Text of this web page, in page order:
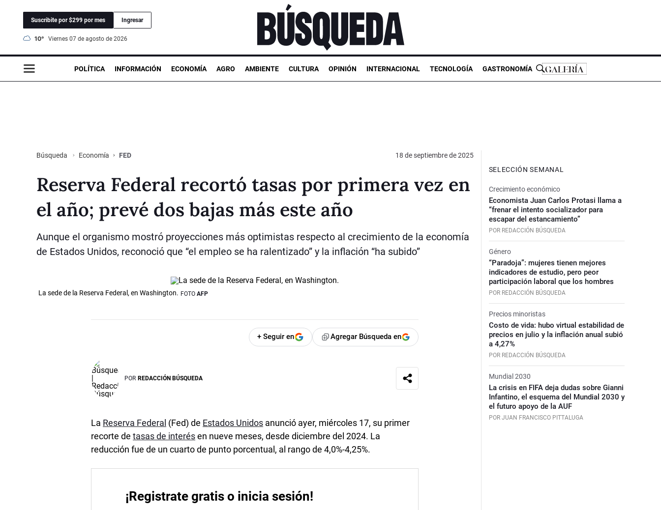
Suscribite por $299 por mes Ingresar
10° viernes 07 de agosto de 2026
POLÍTICA INFORMACIÓN ECONOMÍA AGRO AMBIENTE CULTURA OPINIÓN INTERNACIONAL TECNOLOGÍA GASTRONOMÍA
Búsqueda Economía FED 18 de septiembre de 2025
Reserva Federal recortó tasas por primera vez en
el año; prevé dos bajas más este año
Aunque el organismo mostró proyecciones más optimistas respecto al crecimiento de la economía
de Estados Unidos, reconoció que “el empleo se ha ralentizado” y la inflación “ha subido”
La sede de la Reserva Federal, en Washington. FOTO AFP
+ Seguir en Agregar Búsqueda en
POR REDACCIÓN BÚSQUEDA
La Reserva Federal (Fed) de Estados Unidos anunció ayer, miércoles 17, su primer
recorte detasas de interésen nueve meses, desde diciembre del 2024. La
reducción fue de un cuarto de punto porcentual, al rango de 4,0%-4,25%.
¡Registrate gratis o inicia sesión!
SELECCIÓN SEMANAL
Crecimiento económico
Economista Juan Carlos Protasi llama a
“frenar el intento socializador para
escapar del estancamiento”
POR REDACCIÓN BÚSQUEDA
Género
“Paradoja”: mujeres tienen mejores
indicadores de estudio, pero peor
participación laboral que los hombres
POR REDACCIÓN BÚSQUEDA
Precios minoristas
Costo de vida: hubo virtual estabilidad de
precios en julio y la inflación anual subió
a 4,27%
POR REDACCIÓN BÚSQUEDA
Mundial 2030
La crisis en FIFA deja dudas sobre Gianni
Infantino, el esquema del Mundial 2030 y
el futuro apoyo de la AUF
POR JUAN FRANCISCO PITTALUGA